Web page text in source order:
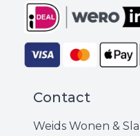
Contact
Weids Wonen &